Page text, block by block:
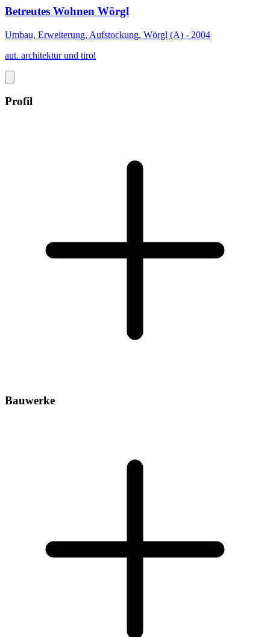
Betreutes Wohnen Wörgl
Umbau, Erweiterung, Aufstockung, Wörgl (A) - 2004
aut. architektur und tirol
Profil
Bauwerke